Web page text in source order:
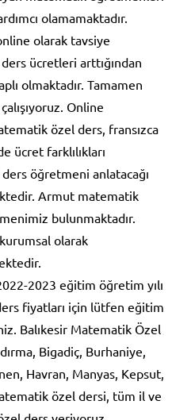
olamamaktadır.
olarak tavsiye
ücretleri arttığından
olmaktadır. Tamamen
Online
özel ders, fransızca
ücret farklılıkları
öğretmeni anlatacağı
Armut matematik
bulunmaktadır.
olarak
2023 eğitim öğretim yılı
fiyatları için lütfen eğitim
Balıkesir Matematik Özel
Bigadiç, Burhaniye,
Havran, Manyas, Kepsut,
özel dersi, tüm il ve